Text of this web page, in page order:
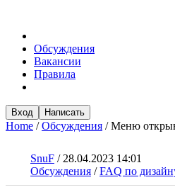
Обсуждения
Вакансии
Правила
Вход Написать
Home /Обсуждения /Меню
SnuF / 28.04.2023 14:01
Обсуждения /FAQ по